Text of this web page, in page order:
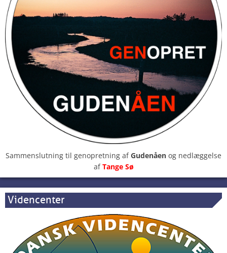
Sammenslutning til genopretning afGudenåen og nedlæggelse
afTange Sø
Videncenter